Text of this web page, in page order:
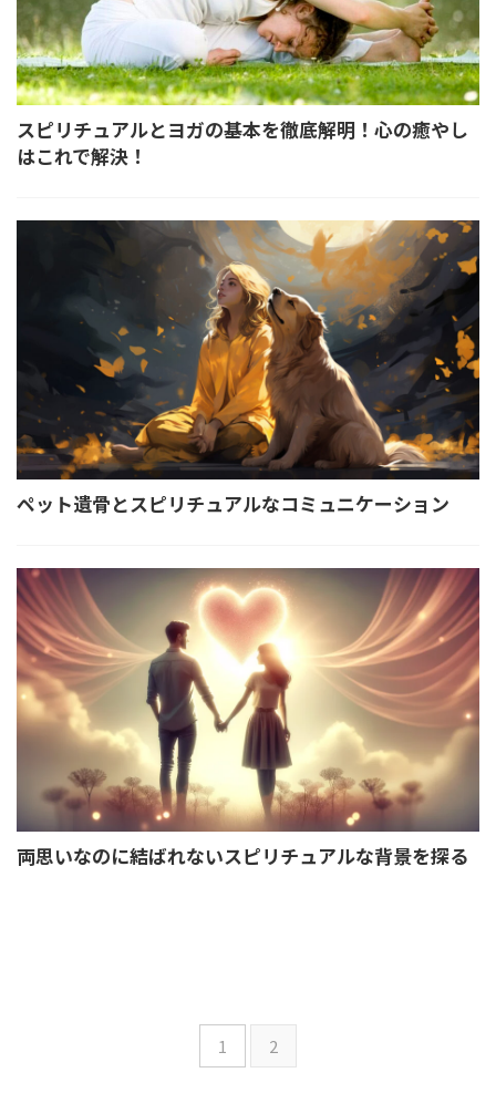
スピリチュアルとヨガの基本を徹底解明！心の癒やし
はこれで解決！
ペット遺骨とスピリチュアルなコミュニケーション
両思いなのに結ばれないスピリチュアルな背景を探る
1 2